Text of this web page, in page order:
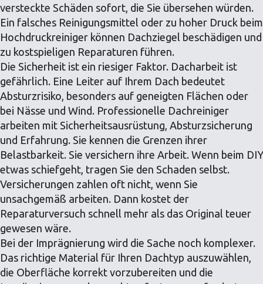
versteckte Schäden sofort, die Sie übersehen würden.
Ein falsches Reinigungsmittel oder zu hoher Druck beim
Hochdruckreiniger können Dachziegel beschädigen und
zu kostspieligen Reparaturen führen.
Die Sicherheit ist ein riesiger Faktor. Dacharbeit ist
gefährlich. Eine Leiter auf Ihrem Dach bedeutet
Absturzrisiko, besonders auf geneigten Flächen oder
bei Nässe und Wind. Professionelle Dachreiniger
arbeiten mit Sicherheitsausrüstung, Absturzsicherung
und Erfahrung. Sie kennen die Grenzen ihrer
Belastbarkeit. Sie versichern ihre Arbeit. Wenn beim DIY
etwas schiefgeht, tragen Sie den Schaden selbst.
Versicherungen zahlen oft nicht, wenn Sie
unsachgemäß arbeiten. Dann kostet der
Reparaturversuch schnell mehr als das Original teuer
gewesen wäre.
Bei der Imprägnierung wird die Sache noch komplexer.
Das richtige Material für Ihren Dachtyp auszuwählen,
die Oberfläche korrekt vorzubereiten und die